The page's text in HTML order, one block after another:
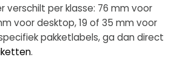
verschilt per klasse: 76 mm voor
voor desktop, 19 of 35 mm voor
pakketlabels, ga dan direct
.